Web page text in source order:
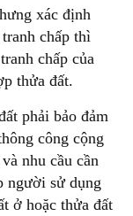
xác định
chấp thì
chấp của
thửa đất.
phải bảo đảm
công cộng
nhu cầu cần
người sử dụng
ở hoặc thửa đất